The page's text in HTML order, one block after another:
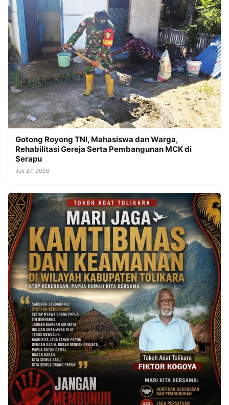
Gotong Royong TNI, Mahasiswa dan Warga,
Rehabilitasi Gereja Serta Pembangunan MCK di
Serapu
Juli 27, 2026